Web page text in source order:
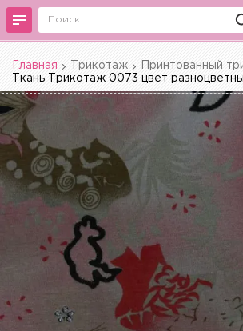
Главная Трикотаж
Принтованный
Ткань Трикотаж 0073 цвет